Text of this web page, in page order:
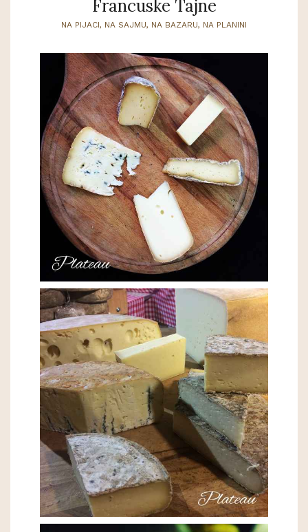
Francuske Tajne
NA PIJACI, NA SAJMU, NA BAZARU, NA PLANINI